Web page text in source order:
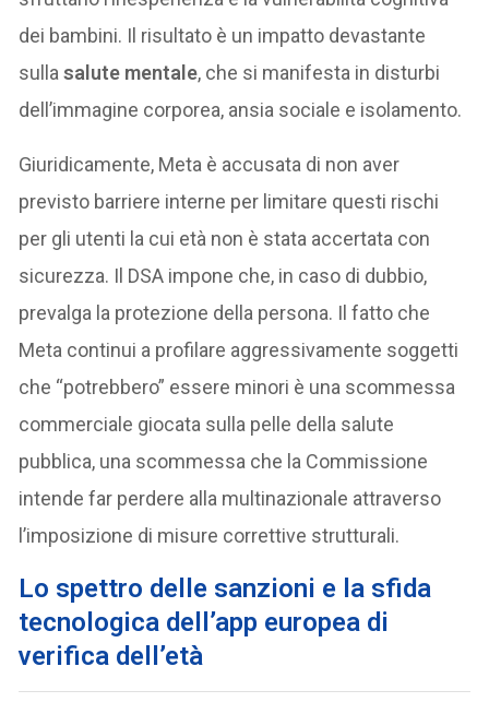
dei bambini. Il risultato è un impatto devastante
sullasalute mentale, che si manifesta in disturbi
dell’immagine corporea, ansia sociale e isolamento.
Giuridicamente, Meta è accusata di non aver
previsto barriere interne per limitare questi rischi
per gli utenti la cui età non è stata accertata con
sicurezza. Il DSA impone che, in caso di dubbio,
prevalga la protezione della persona. Il fatto che
Meta continui a profilare aggressivamente soggetti
che “potrebbero” essere minori è una scommessa
commerciale giocata sulla pelle della salute
pubblica, una scommessa che la Commissione
intende far perdere alla multinazionale attraverso
l’imposizione di misure correttive strutturali.
Lo spettro delle sanzioni e la sfida
tecnologica dell’app europea di
verifica dell’età